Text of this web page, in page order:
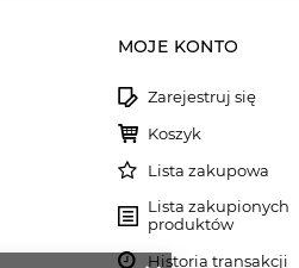
MOJE KONTO
Zarejestruj się
Koszyk
Lista zakupowa
Lista zakupionych
produktów
Historia transakcji